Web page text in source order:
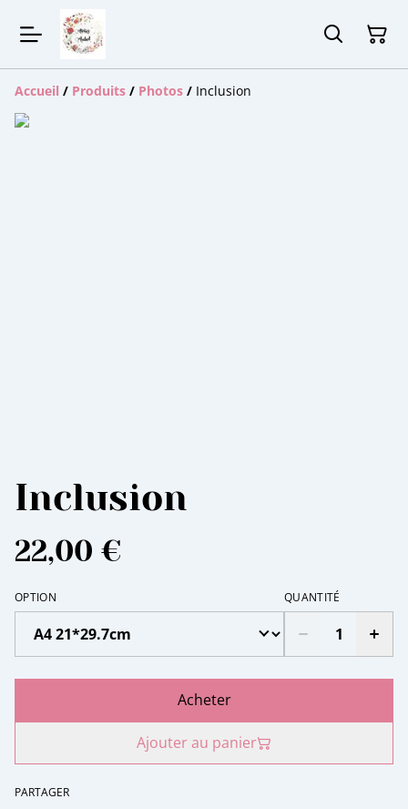
Accueil / Produits / Photos / Inclusion
Inclusion
22,00 €
OPTION QUANTITÉ
Acheter
Ajouter au panier
PARTAGER